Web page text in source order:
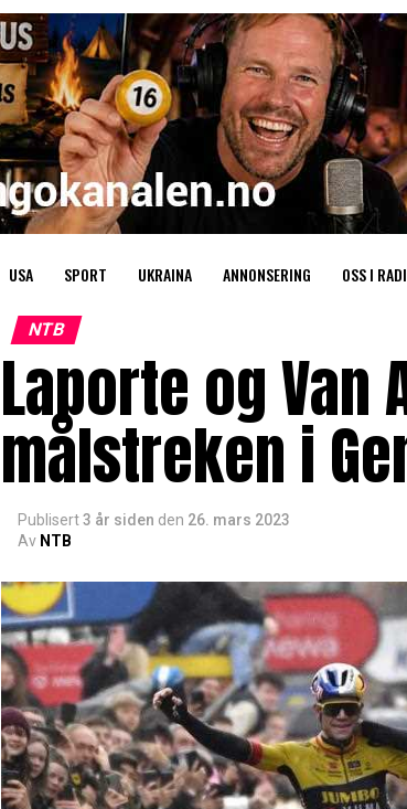
USA SPORT UKRAINA ANNONSERING OSS I
NTB
Laporte og Van
målstreken i
Publisert3 år siden den 26. mars 2023
Av NTB